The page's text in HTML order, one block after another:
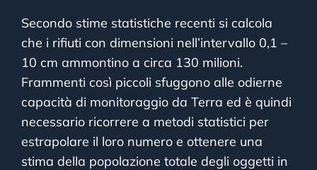
Secondo stime statistiche recenti si calcola
che i rifiuti con dimensioni nell’intervallo 0,1 –
10 cm ammontino a circa 130 milioni.
Frammenti così piccoli sfuggono alle odierne
capacità di monitoraggio da Terra ed è quindi
necessario ricorrere a metodi statistici per
estrapolare il loro numero e ottenere una
stima della popolazione totale degli oggetti in